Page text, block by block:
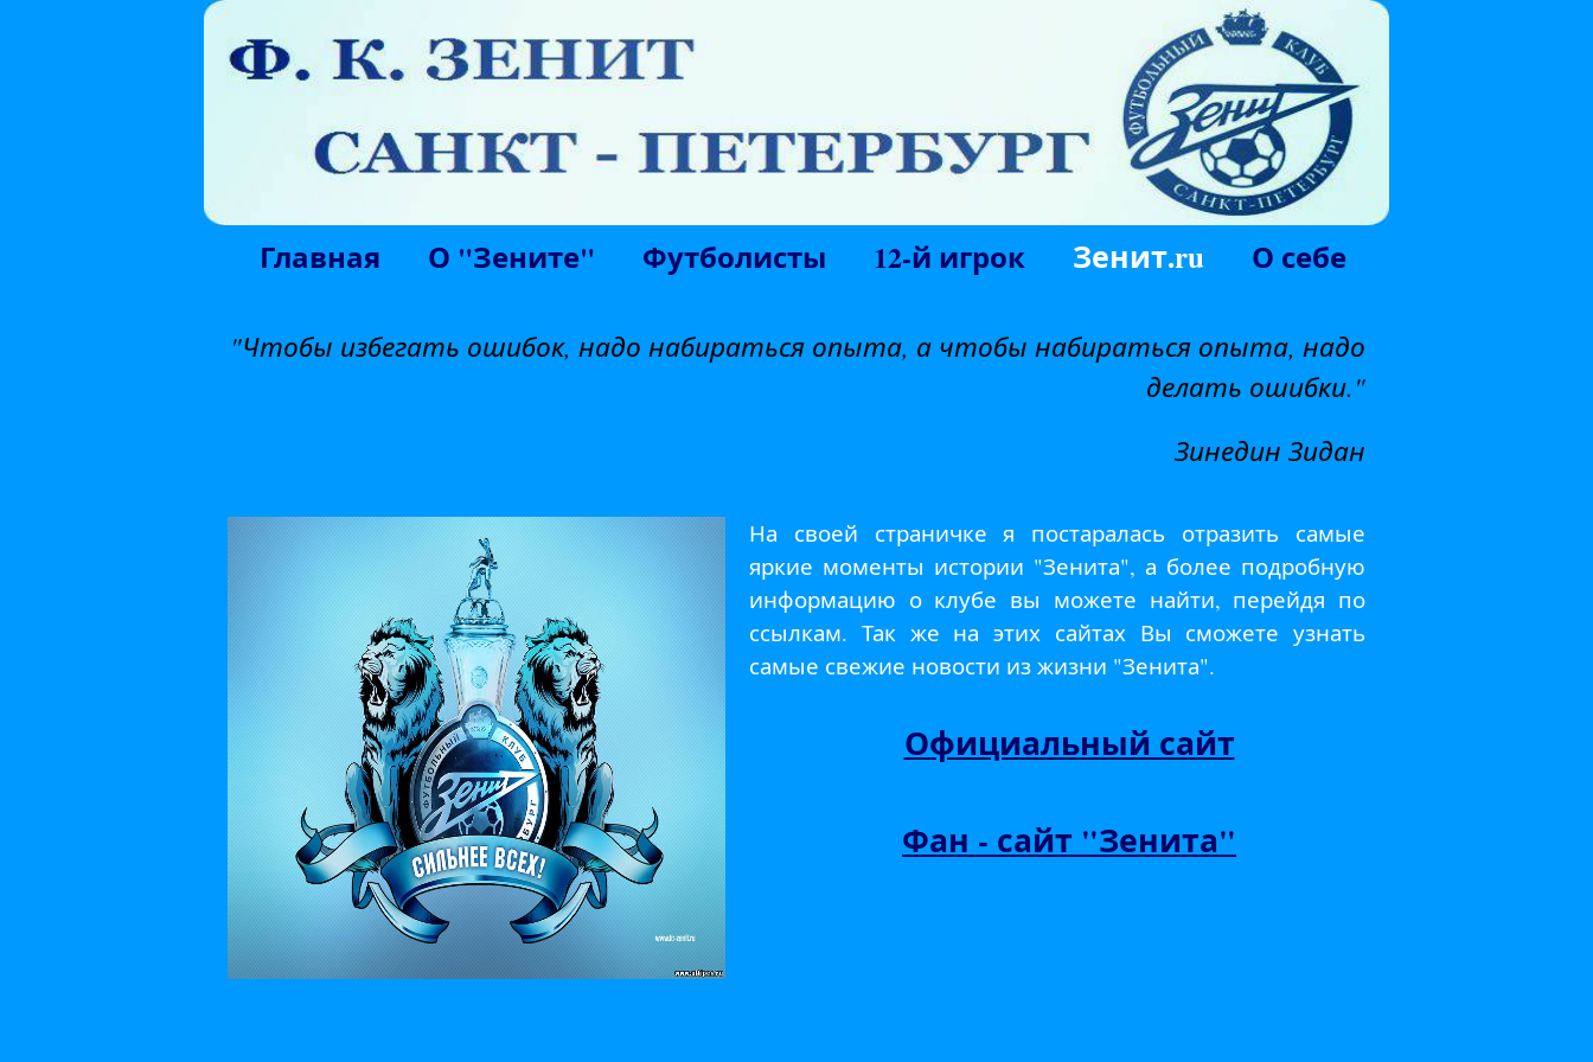
Главная О "Зените" Футболисты 12-й игрок Зенит.ru О себе
"Чтобы избегать ошибок, надо набираться опыта, а чтобы набираться опыта, надо
делать ошибки."
Зинедин Зидан
На своей страничке я постаралась отразить самые
яркие моменты истории "Зенита", а более подробную
информацию о клубе вы можете найти, перейдя по
ссылкам. Так же на этих сайтах Вы сможете узнать
самые свежие новости из жизни "Зенита".
Официальный сайт
Фан - сайт "Зенита"